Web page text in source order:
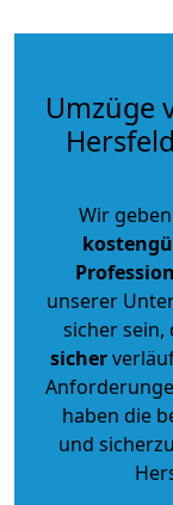
Umzüge
Wir
unserer
sicher sein,
sicher
haben die
und